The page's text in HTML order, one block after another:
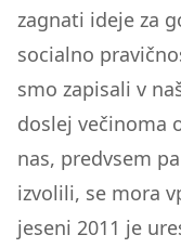
zagnati ideje za
socialno
smo zapisali v
doslej večinoma
nas, predvsem
izvolili, se mora
jeseni 2011 je